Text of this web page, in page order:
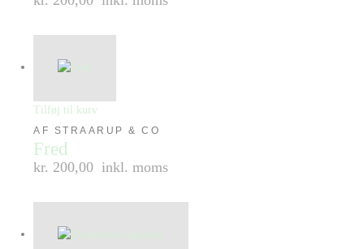
Tilføj til kurv
AF STRAARUP & CO
Fred
kr. 200,00 inkl. moms